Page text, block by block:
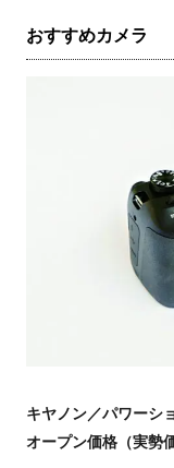
おすすめカメラ
キヤノン／パワーシ
オープン価格（実勢